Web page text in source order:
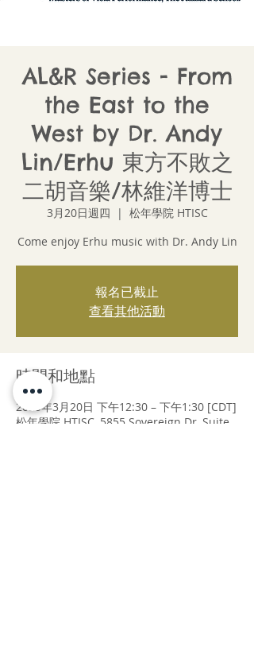
AL&R Series - From
the East to the
West by Dr. Andy
Lin/Erhu 東方不敗之
二胡音樂/林維洋博士
3月20日週四
  |
松年學院 HTISC
Come enjoy Erhu music with Dr. Andy Lin
報名已截止
查看其他活動
時間和地點
2025年3月20日 下午12:30 – 下午1:30 [CDT]
松年學院 HTISC, 5855 Sovereign Dr, Suite